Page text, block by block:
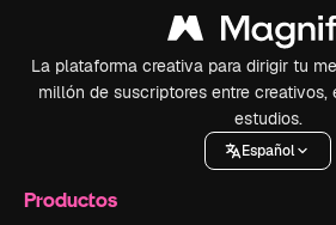
La plataforma creativa para dirigir tu
millón de suscriptores entre creativos,
estudios.
Español
Productos